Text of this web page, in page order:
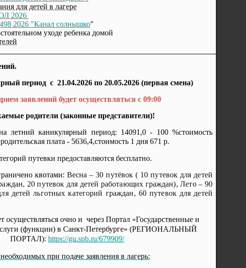
для детей в лагере
2026
2026 "Канал солнышко"
уходе ребенка домой
период с 21.04.2026 по 20.05.2026 (первая смена)
заявлений будет осуществляться с 09:00
родители (законные представители)!
летний каникулярный период: 14091,0 - 100 %стоимость
плата - 5636,4,стоимость 1 дня 671 р.
путевки предоставляются бесплатно.
квотами: Весна – 30 путёвок ( 10 путевок для детей
20 путевок для детей работающих граждан), Лето – 90
детей льготных категорий граждан, 60 путевок для детей
осуществляться очно и через Портал «Государственные и
(функции) в Санкт-Петербурге» (РЕГИОНАЛЬНЫЙ
ПОРТАЛ): https://gu.spb.ru/679909/
при подаче заявления в лагерь: